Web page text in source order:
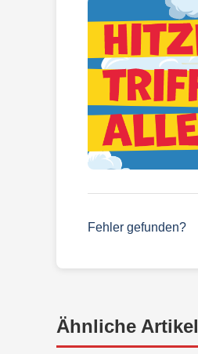
Fehler gefunden?
Ähnliche Artikel